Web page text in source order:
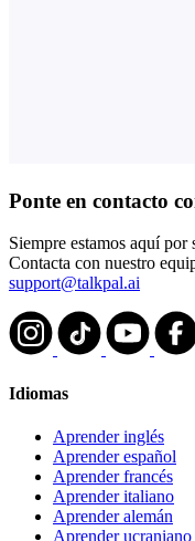
Ponte en contacto
Siempre estamos aquí por
Contacta con nuestro
support@talkpal.ai
Idiomas
Aprender inglés
Aprender español
Aprender francés
Aprender italiano
Aprender alemán
Aprender ucraniano